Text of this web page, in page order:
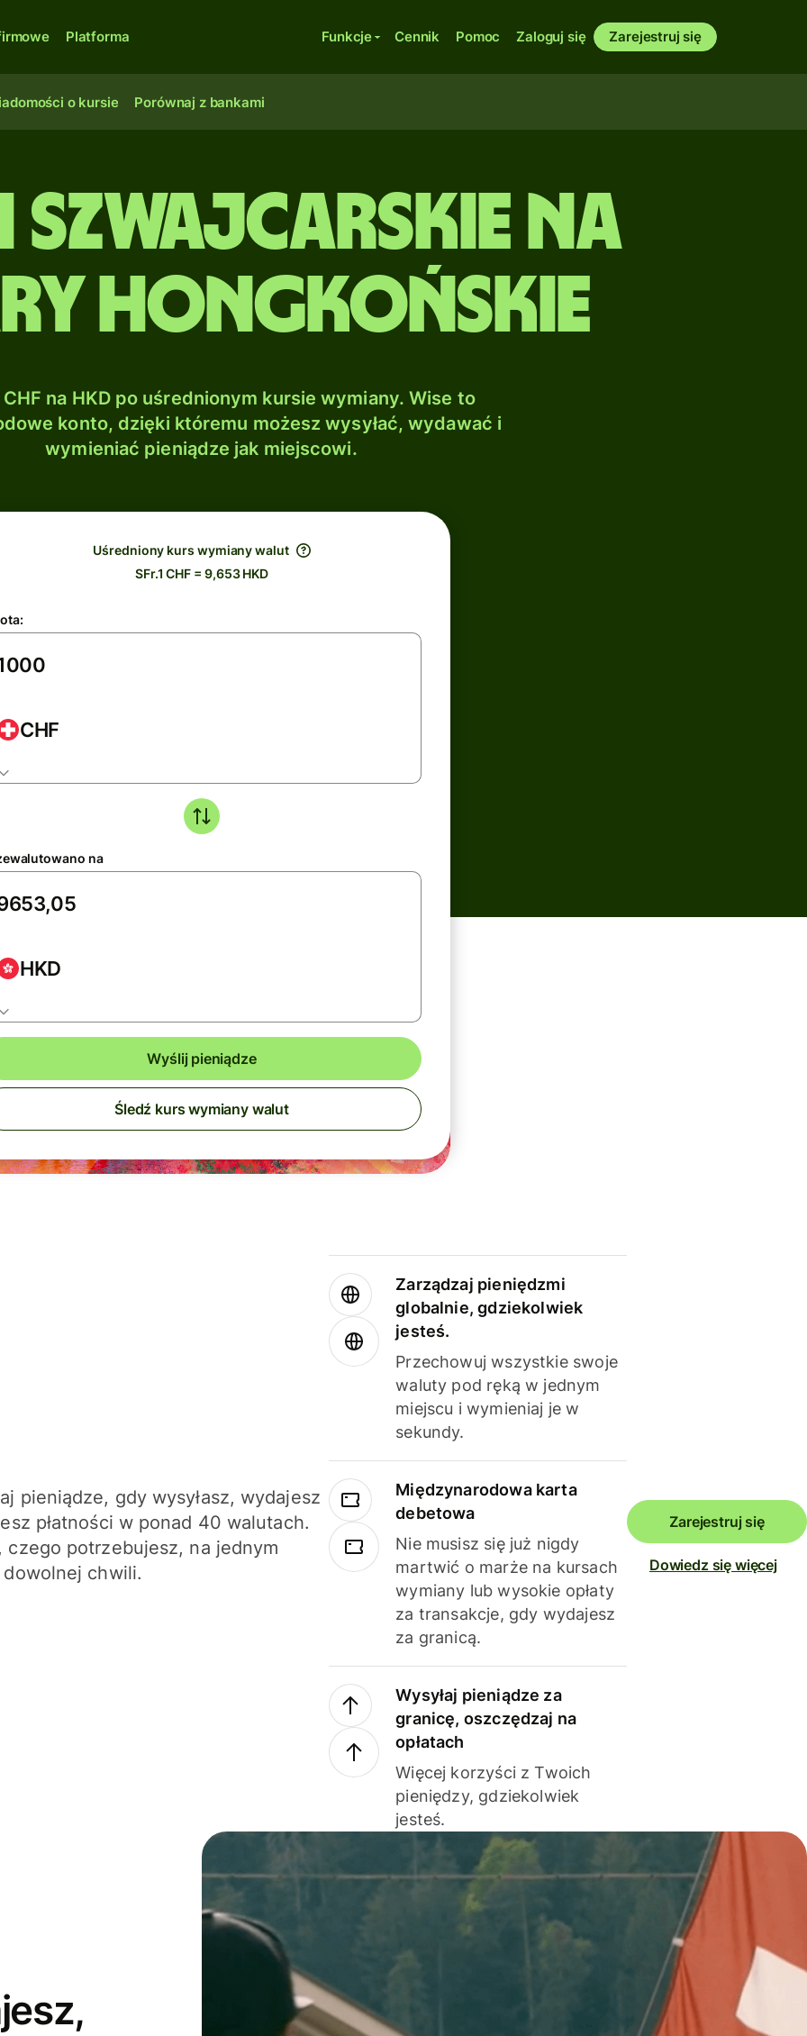
Platforma Funkcje Cennik Pomoc Zaloguj się Zarejestruj się
o kursie Porównaj z bankami
szwajcarskie na
hongkońskie
na HKD po uśrednionym kursie wymiany. Wise to
konto, dzięki któremu możesz wysyłać, wydawać i
wymieniać pieniądze jak miejscowi.
Uśredniony kurs wymiany walut
SFr.1 CHF = 9,653 HKD
CHF
na
HKD
Wyślij pieniądze
Śledź kurs wymiany walut
pieniądze, gdy wysyłasz, wydajesz
płatności w ponad 40 walutach.
czego potrzebujesz, na jednym
chwili.
Zarządzaj pieniędzmi
globalnie, gdziekolwiek
jesteś.
Przechowuj wszystkie swoje
waluty pod ręką w jednym
miejscu i wymieniaj je w
sekundy.
Międzynarodowa karta
debetowa
Nie musisz się już nigdy
martwić o marże na kursach
wymiany lub wysokie opłaty
za transakcje, gdy wydajesz
za granicą.
Wysyłaj pieniądze za
granicę, oszczędzaj na
opłatach
Więcej korzyści z Twoich
pieniędzy, gdziekolwiek
jesteś.
Zarejestruj się
Dowiedz się więcej